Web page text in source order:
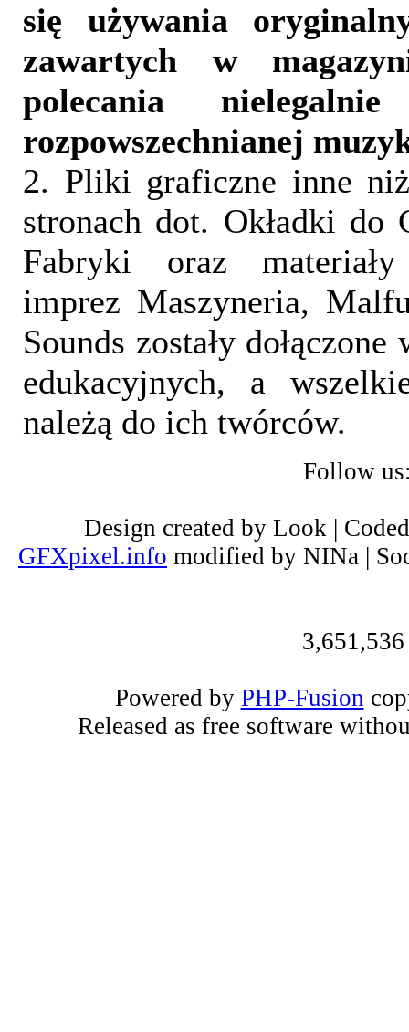
się używania
zawartych w
polecania
rozpowszechnianej
2. Pliki graficzne inne
stronach dot. Okładki do
Fabryki oraz
imprez Maszyneria,
Sounds zostały
edukacyjnych, a
należą do ich twórców.
Follow
Design created by Look |
GFXpixel.info modified by NINa |
Powered by PHP-Fusion
Released as free software